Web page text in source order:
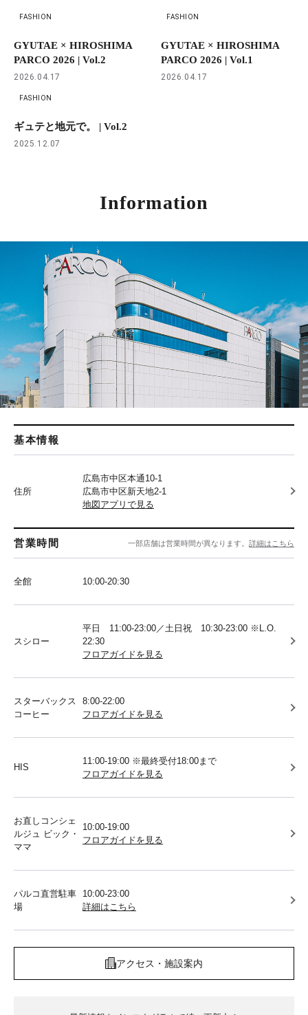
FASHION
GYUTAE × HIROSHIMA
PARCO 2026 | Vol.2
2026.04.17
FASHION
GYUTAE × HIROSHIMA
PARCO 2026 | Vol.1
2026.04.17
FASHION
ギュテと地元で。 | Vol.2
2025.12.07
Information
基本情報
住所
広島市中区本通10-1
広島市中区新天地2-1
地図アプリで見る
営業時間 一部店舗は営業時間が異なります。 詳細はこちら
全館 10:00-20:30
スシロー
平日 11:00-23:00／土日祝 10:30-23:00 ※L.O.
22:30
フロアガイドを見る
スターバックス
コーヒー
8:00-22:00
フロアガイドを見る
HIS
11:00-19:00 ※最終受付18:00まで
フロアガイドを見る
お直しコンシェ
ルジュ ビック・
ママ
10:00-19:00
フロアガイドを見る
パルコ直営駐車
場
10:00-23:00
詳細はこちら
アクセス・施設案内